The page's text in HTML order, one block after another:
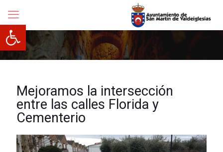
Abrir barra de herramientas
Mejoramos la intersección
entre las calles Florida y
Cementerio